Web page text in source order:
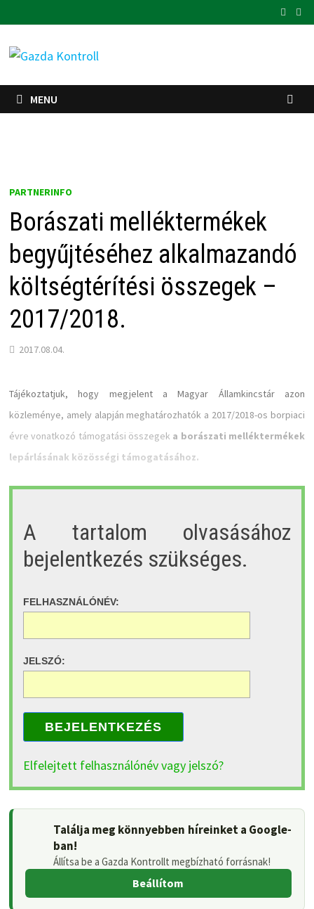
to
content
MENU
PARTNERINFO
Borászati melléktermékek
begyűjtéséhez alkalmazandó
költségtérítési összegek –
2017/2018.
2017.08.04.
Tájékoztatjuk, hogy megjelent a Magyar Államkincstár azon
közleménye, amely alapján meghatározhatók a 2017/2018-os borpiaci
évre vonatkozó támogatási összegek a borászati melléktermékek
lepárlásának közösségi támogatásához.
A tartalom olvasásához
bejelentkezés szükséges.
FELHASZNÁLÓNÉV:
JELSZÓ:
BEJELENTKEZÉS
Elfelejtett felhasználónév vagy jelszó?
Találja meg könnyebben híreinket a Google-
ban!
Állítsa be a Gazda Kontrollt megbízható forrásnak!
Beállítom